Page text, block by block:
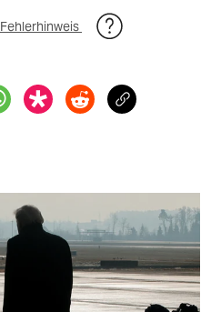
Fehlerhinweis